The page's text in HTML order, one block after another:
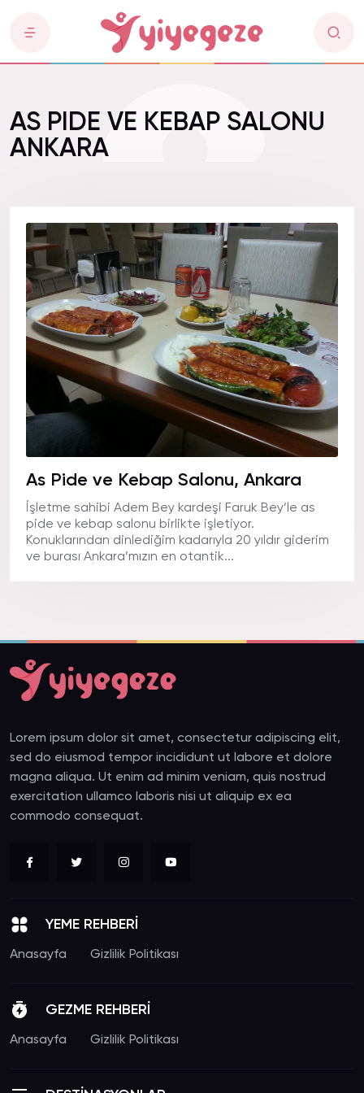
AS PIDE VE KEBAP SALONU
ANKARA
As Pide ve Kebap Salonu, Ankara
İşletme sahibi Adem Bey kardeşi Faruk Bey’le as
pide ve kebap salonu birlikte işletiyor.
Konuklarından dinlediğim kadarıyla 20 yıldır giderim
ve burası Ankara’mızın en otantik...
Lorem ipsum dolor sit amet, consectetur adipiscing elit,
sed do eiusmod tempor incididunt ut labore et dolore
magna aliqua. Ut enim ad minim veniam, quis nostrud
exercitation ullamco laboris nisi ut aliquip ex ea
commodo consequat.
YEME REHBERİ
Anasayfa Gizlilik Politikası
GEZME REHBERİ
Anasayfa Gizlilik Politikası